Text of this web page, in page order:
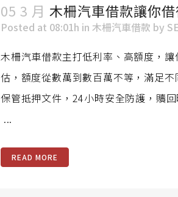
05 3 月 木柵汽車借款讓你
Posted at 08:01h in 木柵汽車借款 by
木柵汽車借款主打低利率、高額度，
估，額度從數萬到數百萬不等，滿足
保管抵押文件，24小時安全防護，贖
...
READ MORE